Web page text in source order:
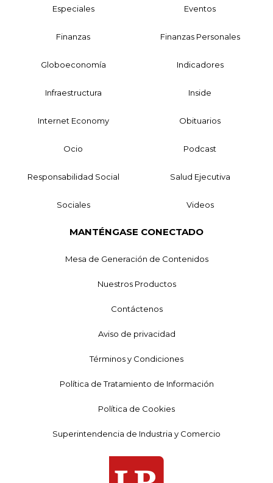
Especiales Eventos
Finanzas Finanzas Personales
Globoeconomía Indicadores
Infraestructura Inside
Internet Economy Obituarios
Ocio Podcast
Responsabilidad Social Salud Ejecutiva
Sociales Videos
MANTÉNGASE CONECTADO
Mesa de Generación de Contenidos
Nuestros Productos
Contáctenos
Aviso de privacidad
Términos y Condiciones
Política de Tratamiento de Información
Política de Cookies
Superintendencia de Industria y Comercio